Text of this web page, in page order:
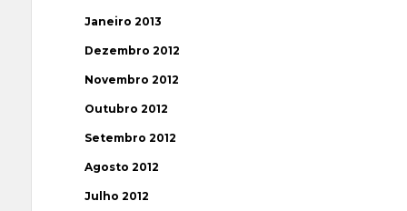
Janeiro 2013
Dezembro 2012
Novembro 2012
Outubro 2012
Setembro 2012
Agosto 2012
Julho 2012